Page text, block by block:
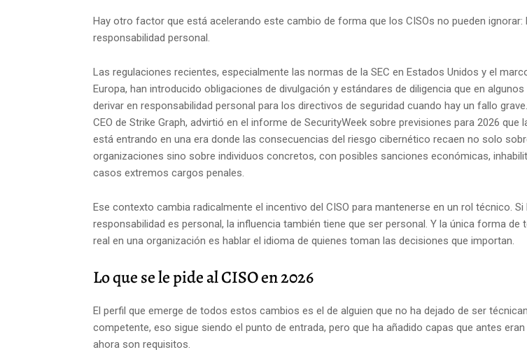
Hay otro factor que está acelerando este cambio de forma que los CISOs no pueden ignorar:
responsabilidad personal.
Las regulaciones recientes, especialmente las normas de la SEC en Estados Unidos y el
Europa, han introducido obligaciones de divulgación y estándares de diligencia que en
derivar en responsabilidad personal para los directivos de seguridad cuando hay un fallo
CEO de Strike Graph, advirtió en el informe de SecurityWeek sobre previsiones para 2026 que
está entrando en una era donde las consecuencias del riesgo cibernético recaen no solo
organizaciones sino sobre individuos concretos, con posibles sanciones económicas,
casos extremos cargos penales.
Ese contexto cambia radicalmente el incentivo del CISO para mantenerse en un rol técnico. Si
responsabilidad es personal, la influencia también tiene que ser personal. Y la única forma de
real en una organización es hablar el idioma de quienes toman las decisiones que importan.
Lo que se le pide al CISO en 2026
El perfil que emerge de todos estos cambios es el de alguien que no ha dejado de ser
competente, eso sigue siendo el punto de entrada, pero que ha añadido capas que antes
ahora son requisitos.